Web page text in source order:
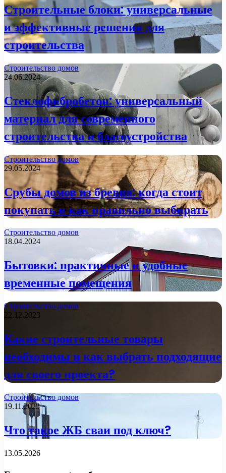
Строительные блоки: универсальные
и эффективные решения для
строительства
Строительство домов
24.06.2024
Стеклофибробетон: универсальный
материал для современного
строительства и благоустройства
Строительство домов
29.05.2024
Срубы домов из бревна: когда стоит
покупать и как правильно выбирать
Строительство домов
18.04.2024
Бытовки: практичные и удобные
временные помещения
Строительство домов
22.12.2023
Какие строительные товары
необходимы и как выбрать подходящие
для своего проекта?
Строительство домов
19.11.2023
Что такое ЖБ сваи под ключ?
13.05.2026